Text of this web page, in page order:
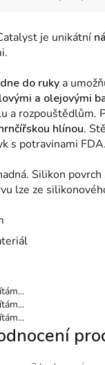
je unikátní
do ruky a
a olejovými
a rozpouštědlům.
hlínou.
s potravinami FDA.
Silikon
lze ze